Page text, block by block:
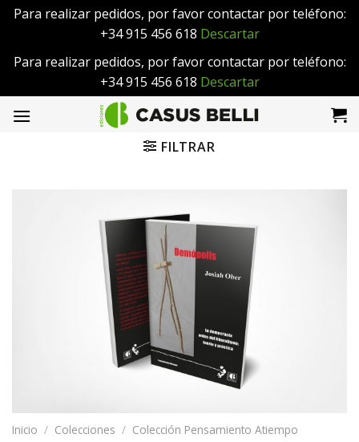
Para realizar pedidos, por favor contactar por teléfono:
+34 915 456 618 Descartar
Para realizar pedidos, por favor contactar por teléfono:
+34 915 456 618 Descartar
FILTRAR
Inicio / Colecciones / Colección Pensamiento Atiempo